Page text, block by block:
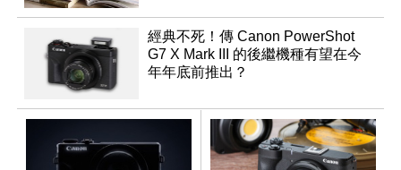
經典不死！傳 Canon PowerShot
G7 X Mark III 的後繼機種有望在今
年年底前推出？